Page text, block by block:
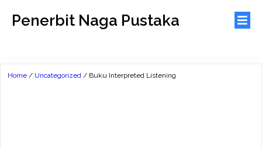
Penerbit Naga Pustaka
Home / Uncategorized / Buku Interpreted Listening